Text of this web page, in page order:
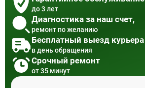
до 3 лет
Диагностика за наш счет,
ремонт по желанию
Бесплатный выезд курьера
в день обращения
Срочный ремонт
от 35 минут